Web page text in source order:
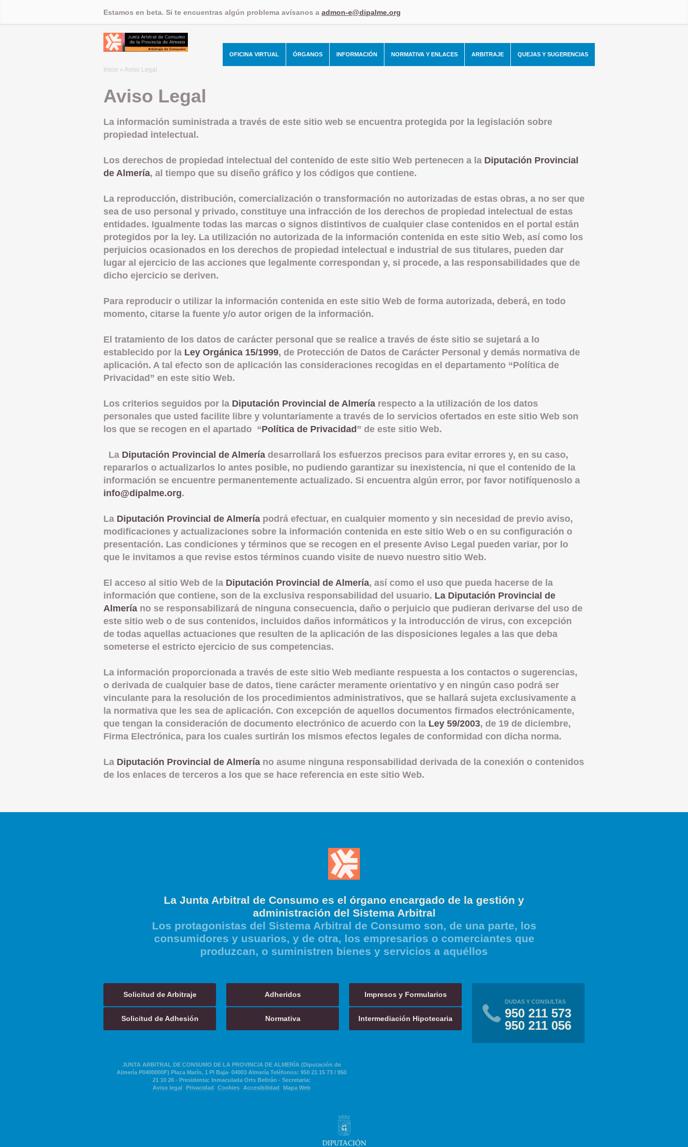
Estamos en beta. Si te encuentras algún problema avísanos a admon-e@dipalme.org
OFICINA VIRTUAL ÓRGANOS INFORMACIÓN NORMATIVA Y ENLACES ARBITRAJE QUEJAS Y SUGERENCIAS
Inicio » Aviso Legal
Aviso Legal
La información suministrada a través de este sitio web se encuentra protegida por la legislación sobre
propiedad intelectual.
Los derechos de propiedad intelectual del contenido de este sitio Web pertenecen a la Diputación Provincial
de Almería, al tiempo que su diseño gráfico y los códigos que contiene.
La reproducción, distribución, comercialización o transformación no autorizadas de estas obras, a no ser que
sea de uso personal y privado, constituye una infracción de los derechos de propiedad intelectual de estas
entidades. Igualmente todas las marcas o signos distintivos de cualquier clase contenidos en el portal están
protegidos por la ley. La utilización no autorizada de la información contenida en este sitio Web, así como los
perjuicios ocasionados en los derechos de propiedad intelectual e industrial de sus titulares, pueden dar
lugar al ejercicio de las acciones que legalmente correspondan y, si procede, a las responsabilidades que de
dicho ejercicio se deriven.
Para reproducir o utilizar la información contenida en este sitio Web de forma autorizada, deberá, en todo
momento, citarse la fuente y/o autor origen de la información.
El tratamiento de los datos de carácter personal que se realice a través de éste sitio se sujetará a lo
establecido por la Ley Orgánica 15/1999, de Protección de Datos de Carácter Personal y demás normativa de
aplicación. A tal efecto son de aplicación las consideraciones recogidas en el departamento “Política de
Privacidad” en este sitio Web.
Los criterios seguidos por la Diputación Provincial de Almería respecto a la utilización de los datos
personales que usted facilite libre y voluntariamente a través de lo servicios ofertados en este sitio Web son
los que se recogen en el apartado “Política de Privacidad ” de este sitio Web.
La Diputación Provincial de Almería desarrollará los esfuerzos precisos para evitar errores y, en su caso,
repararlos o actualizarlos lo antes posible, no pudiendo garantizar su inexistencia, ni que el contenido de la
información se encuentre permanentemente actualizado. Si encuentra algún error, por favor notifíquenoslo a
info@dipalme.org.
La Diputación Provincial de Almería podrá efectuar, en cualquier momento y sin necesidad de previo aviso,
modificaciones y actualizaciones sobre la información contenida en este sitio Web o en su configuración o
presentación. Las condiciones y términos que se recogen en el presente Aviso Legal pueden variar, por lo
que le invitamos a que revise estos términos cuando visite de nuevo nuestro sitio Web.
El acceso al sitio Web de la Diputación Provincial de Almería, así como el uso que pueda hacerse de la
información que contiene, son de la exclusiva responsabilidad del usuario. La Diputación Provincial de
Almería no se responsabilizará de ninguna consecuencia, daño o perjuicio que pudieran derivarse del uso de
este sitio web o de sus contenidos, incluidos daños informáticos y la introducción de virus, con excepción
de todas aquellas actuaciones que resulten de la aplicación de las disposiciones legales a las que deba
someterse el estricto ejercicio de sus competencias.
La información proporcionada a través de este sitio Web mediante respuesta a los contactos o sugerencias,
o derivada de cualquier base de datos, tiene carácter meramente orientativo y en ningún caso podrá ser
vinculante para la resolución de los procedimientos administrativos, que se hallará sujeta exclusivamente a
la normativa que les sea de aplicación. Con excepción de aquellos documentos firmados electrónicamente,
que tengan la consideración de documento electrónico de acuerdo con la Ley 59/2003, de 19 de diciembre,
Firma Electrónica, para los cuales surtirán los mismos efectos legales de conformidad con dicha norma.
La Diputación Provincial de Almería no asume ninguna responsabilidad derivada de la conexión o contenidos
de los enlaces de terceros a los que se hace referencia en este sitio Web.
La Junta Arbitral de Consumo es el órgano encargado de la gestión y
administración del Sistema Arbitral
Los protagonistas del Sistema Arbitral de Consumo son, de una parte, los
consumidores y usuarios, y de otra, los empresarios o comerciantes que
produzcan, o suministren bienes y servicios a aquéllos
Solicitud de Arbitraje
Solicitud de Adhesión
Adheridos
Normativa
Impresos y Formularios
Intermediación Hipotecaria
DUDAS Y CONSULTAS
950 211 573
950 211 056
JUNTA ARBITRAL DE CONSUMO DE LA PROVINCIA DE ALMERÍA (Diputación de
Almería P0400000F) Plaza Marín, 1 Pl Baja- 04003 Almería Teléfonos: 950 21 15 73 / 950
21 10 26 - Presidenta: Inmaculada Orts Beltrán - Secretaria:
Aviso legal
Privacidad Cookies Accesibilidad Mapa Web